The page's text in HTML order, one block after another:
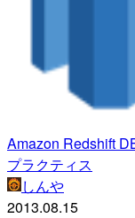
Amazon Redshift
プラクティス
しんや
2013.08.15